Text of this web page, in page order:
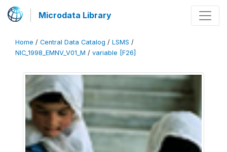
Microdata Library
Home / Central Data Catalog / LSMS /
NIC_1998_EMNV_V01_M / variable [F26]